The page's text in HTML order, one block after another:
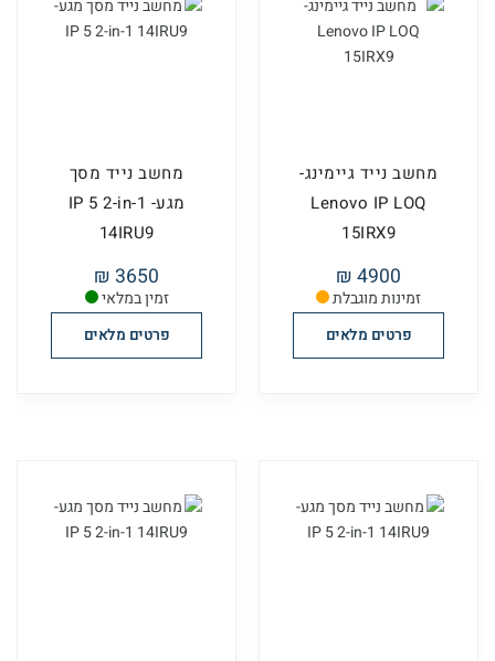
זמינות מוגבלת
מחשב נייד גיימינג-
Lenovo IP LOQ
15IRX9
4900 ₪
פרטים מלאים
זמין במלאי
מחשב נייד מסך
מגע- IP 5 2-in-1
14IRU9
3650 ₪
פרטים מלאים